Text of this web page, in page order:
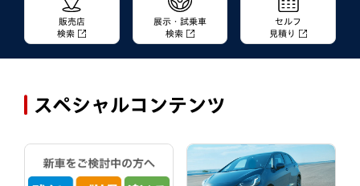
販売店
検索
展示・試乗車
検索
セルフ
見積り
スペシャルコンテンツ